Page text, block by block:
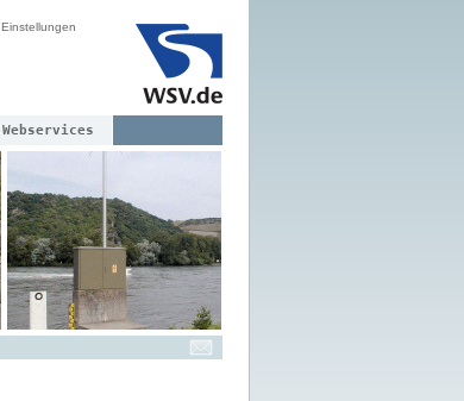
Einstellungen
Webservices